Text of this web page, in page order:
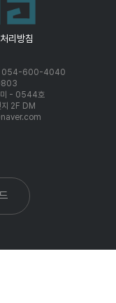
리방침
: 054-600-4040
미 - 0544호
지 2F DM